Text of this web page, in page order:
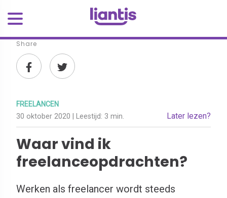
Share
FREELANCEN
30 oktober 2020 | Leestijd: 3 min. Later lezen?
Waar vind ik
freelanceopdrachten?
Werken als freelancer wordt steeds